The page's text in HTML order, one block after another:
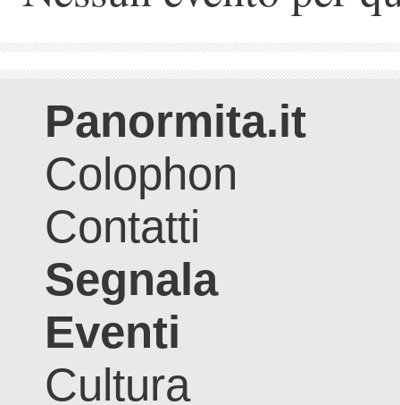
Panormita.it
Colophon
Contatti
Segnala
Eventi
Cultura